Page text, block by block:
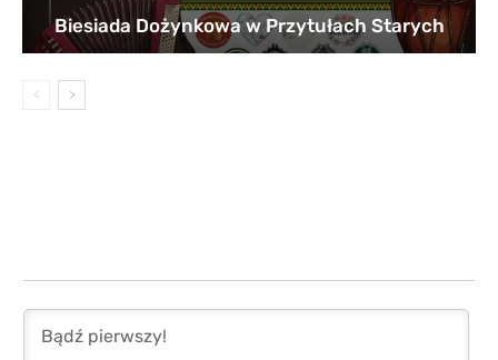
Biesiada Dożynkowa w Przytułach Starych